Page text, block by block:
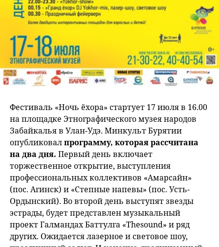
Фестиваль «Ночь ёхора» стартует 17 июля в 16.00
на площадке Этнографического музея народов
Забайкалья в Улан-Удэ. Минкульт Бурятии
опубликовалпрограмму, которая рассчитана
на два дня. Первый день включает
торжественное открытие, выступления
профессиональных коллективов «Амарсайн»
(пос. Агинск) и «Степные напевы» (пос. Усть-
Ордынский). Во второй день выступят звезды
эстрады, будет представлен музыкальный
проект Галмандах Баттулга «Thesound» и ряд
других. Ожидается лазерное и световое шоу,